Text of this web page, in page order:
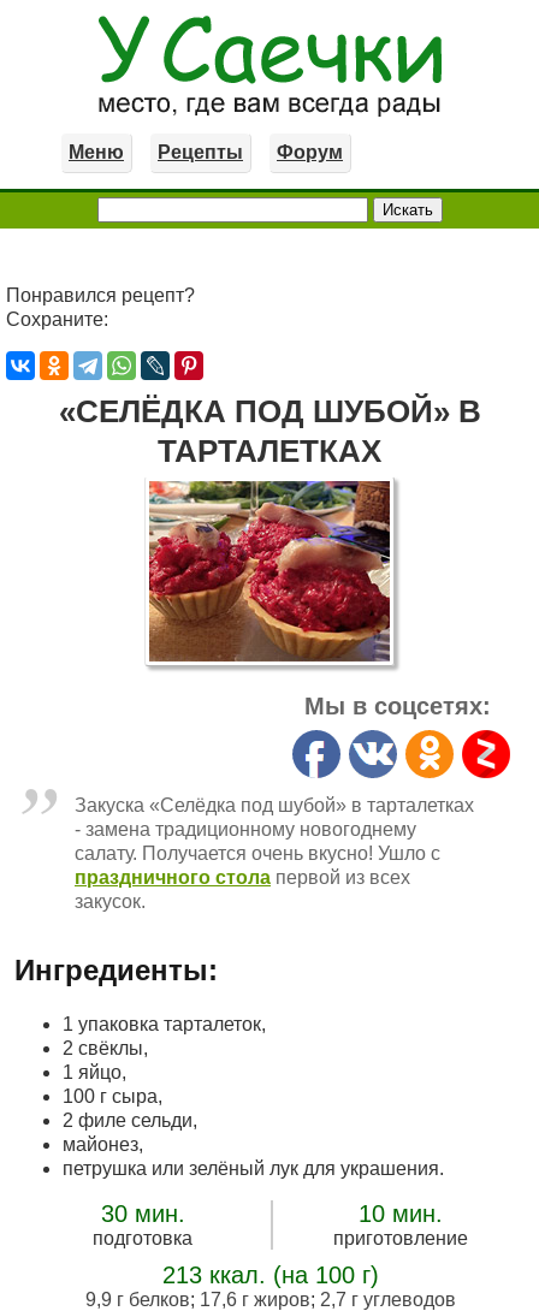
Меню Рецепты Форум
Понравился рецепт?
Сохраните:
«СЕЛЁДКА ПОД ШУБОЙ» В
ТАРТАЛЕТКАХ
Мы в соцсетях:
Закуска «Селёдка под шубой» в тарталетках
- замена традиционному новогоднему
салату. Получается очень вкусно! Ушло с
праздничного стола первой из всех
закусок.
Ингредиенты:
1 упаковка тарталеток,
2 свёклы,
1 яйцо,
100 г сыра,
2 филе сельди,
майонез,
петрушка или зелёный лук для украшения.
30 мин.
подготовка
10 мин.
приготовление
213 ккал. (на 100 г)
9,9 г белков; 17,6 г жиров; 2,7 г углеводов